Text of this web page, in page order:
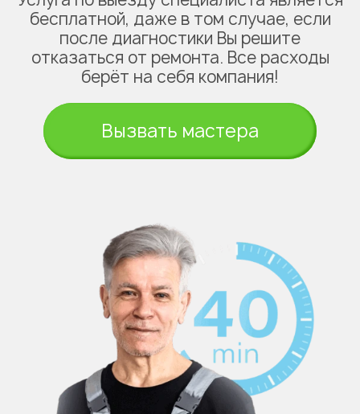
бесплатной, даже в том случае, если
после диагностики Вы решите
отказаться от ремонта. Все расходы
берёт на себя компания!
Вызвать мастера